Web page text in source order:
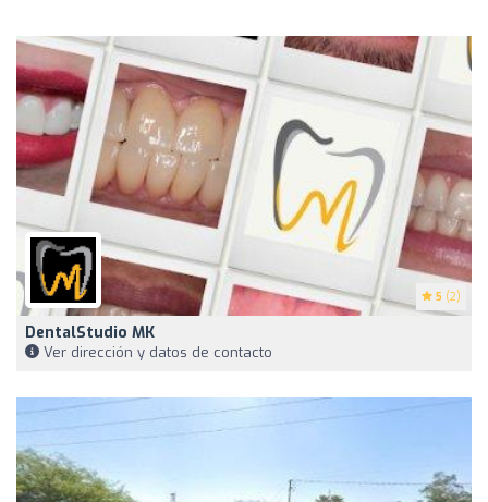
5 (2)
DentalStudio MK
Ver dirección y datos de contacto